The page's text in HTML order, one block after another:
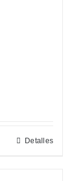
Detalles